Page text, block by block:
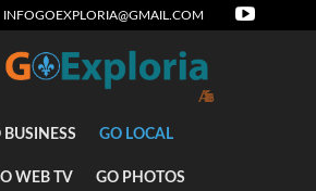
INFOGOEXPLORIA@GMAIL.COM
BUSINESS GO LOCAL
WEB TV GO PHOTOS